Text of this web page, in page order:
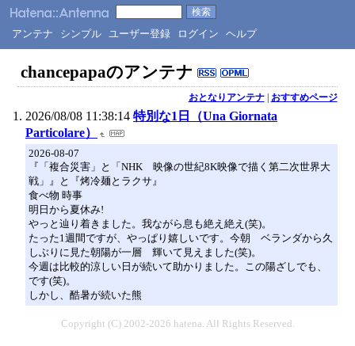
アンテナ シンプル ユーザー登録 ログイン ヘルプ
chancepapaのアンテナ
おとなりアンテナ| おすすめページ
2026/08/08 11:38:14 特別な1日（Una Giornata
Particolare）
2026-08-07
『「複合災害」と「NHK 映像の世紀8K映像で描く第二次世界大
戦」』と『烤冷麺とラクサ』
食べ物 時事
明日から夏休み!
やっと辿り着きました。我ながら息も絶え絶え(笑)。
たった1週間ですが、やっぱり嬉しいです。今朝 ベランダから久
しぶりに見た朝陽が一層 輝いて見えました(笑)。
今週は比較的涼しい日が続いて助かりました。この陽ざしでも、
です(笑)。
しかし、酷暑が続いた熊
Copyright (C) 2002-2026 hatena. All Rights Reserved.